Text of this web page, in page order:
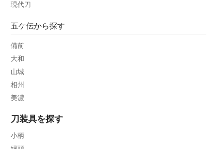
現代刀
五ケ伝から探す
備前
大和
山城
相州
美濃
刀装具を探す
小柄